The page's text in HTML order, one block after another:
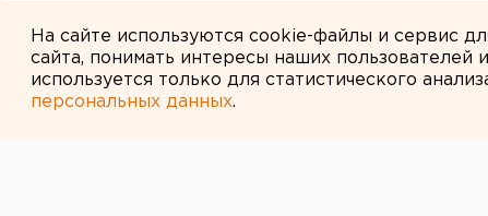
На сайте используются cookie-файлы и сервис
сайта, понимать интересы наших
используется только для статистического
персональных данных.